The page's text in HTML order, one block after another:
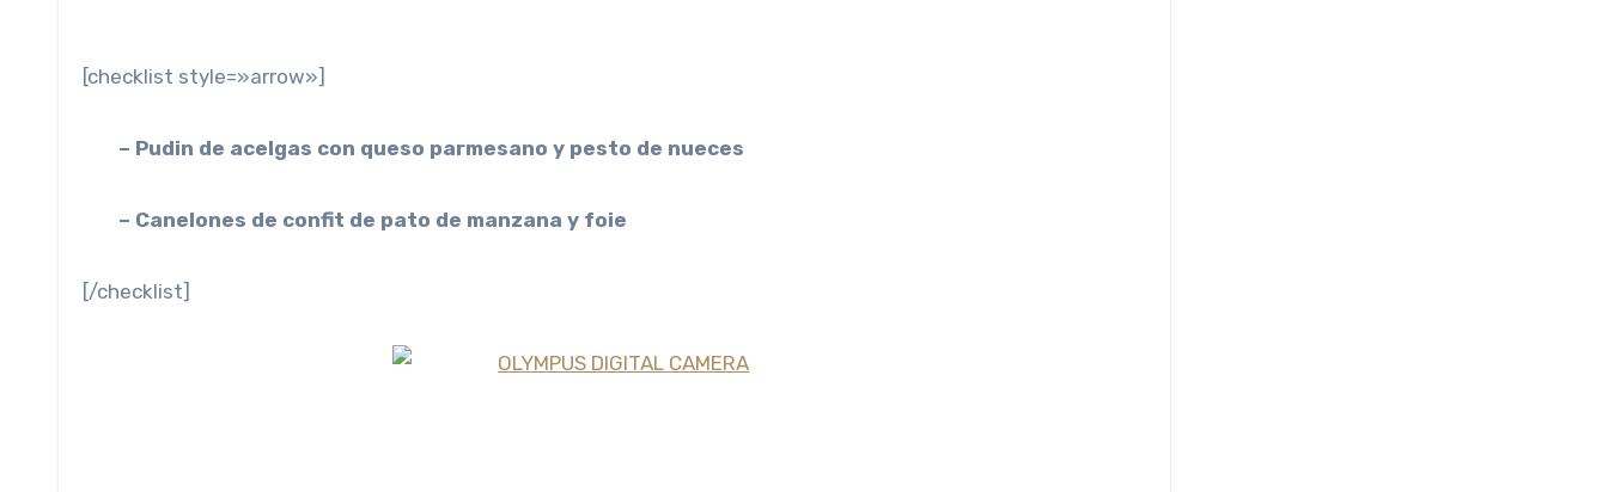
[checklist style=»arrow»]
– Pudin de acelgas con queso parmesano y pesto de nueces
– Canelones de confit de pato de manzana y foie
[/checklist]